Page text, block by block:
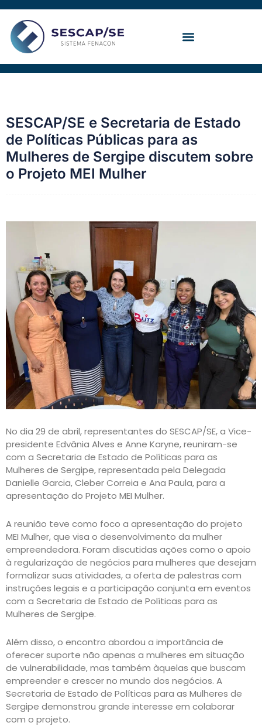
conteúdo
SESCAP/SE e Secretaria de Estado
de Políticas Públicas para as
Mulheres de Sergipe discutem sobre
o Projeto MEI Mulher
No dia 29 de abril, representantes do SESCAP/SE, a Vice-
presidente Edvânia Alves e Anne Karyne, reuniram-se
com a Secretaria de Estado de Políticas para as
Mulheres de Sergipe, representada pela Delegada
Danielle Garcia, Cleber Correia e Ana Paula, para a
apresentação do Projeto MEI Mulher.
A reunião teve como foco a apresentação do projeto
MEI Mulher, que visa o desenvolvimento da mulher
empreendedora. Foram discutidas ações como o apoio
à regularização de negócios para mulheres que desejam
formalizar suas atividades, a oferta de palestras com
instruções legais e a participação conjunta em eventos
com a Secretaria de Estado de Políticas para as
Mulheres de Sergipe.
Além disso, o encontro abordou a importância de
oferecer suporte não apenas a mulheres em situação
de vulnerabilidade, mas também àquelas que buscam
empreender e crescer no mundo dos negócios. A
Secretaria de Estado de Políticas para as Mulheres de
Sergipe demonstrou grande interesse em colaborar
com o projeto.